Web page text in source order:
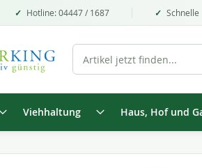
Hotline: 04447 / 1687
Viehhaltung Haus, Hof und